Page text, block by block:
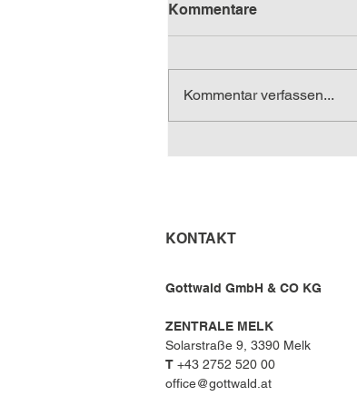
Flugblatt Herbst 2021
Kommentare
Kommentar verfassen...
KONTAKT
Gottwald GmbH & CO KG
ZENTRALE MELK
Solarstraße 9, 3390 Melk
T +43 2752 520 00
office@gottwald.at